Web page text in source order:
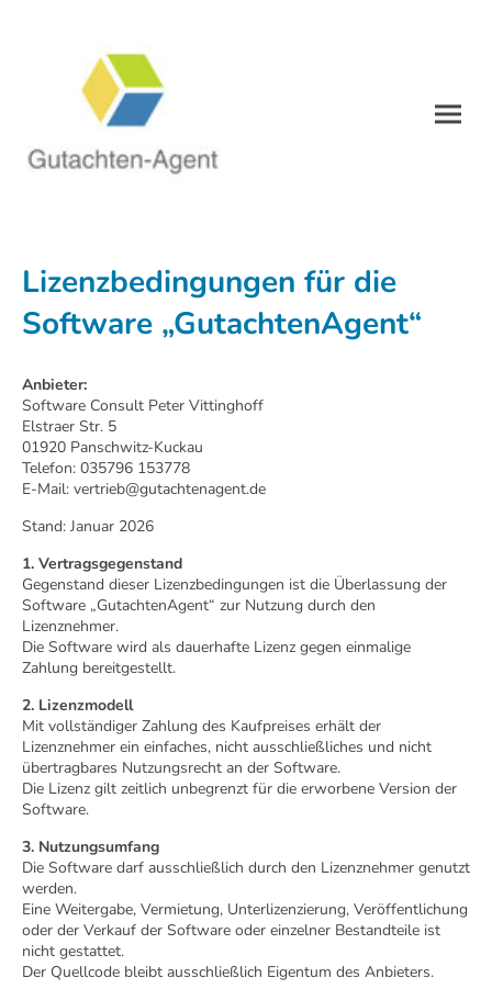
Lizenzbedingungen für die
Software „GutachtenAgent“
Anbieter:
Software Consult Peter Vittinghoff
Elstraer Str. 5
01920 Panschwitz-Kuckau
Telefon: 035796 153778
E-Mail: vertrieb@gutachtenagent.de
Stand: Januar 2026
1. Vertragsgegenstand
Gegenstand dieser Lizenzbedingungen ist die Überlassung der
Software „GutachtenAgent“ zur Nutzung durch den
Lizenznehmer.
Die Software wird als dauerhafte Lizenz gegen einmalige
Zahlung bereitgestellt.
2. Lizenzmodell
Mit vollständiger Zahlung des Kaufpreises erhält der
Lizenznehmer ein einfaches, nicht ausschließliches und nicht
übertragbares Nutzungsrecht an der Software.
Die Lizenz gilt zeitlich unbegrenzt für die erworbene Version der
Software.
3. Nutzungsumfang
Die Software darf ausschließlich durch den Lizenznehmer genutzt
werden.
Eine Weitergabe, Vermietung, Unterlizenzierung, Veröffentlichung
oder der Verkauf der Software oder einzelner Bestandteile ist
nicht gestattet.
Der Quellcode bleibt ausschließlich Eigentum des Anbieters.